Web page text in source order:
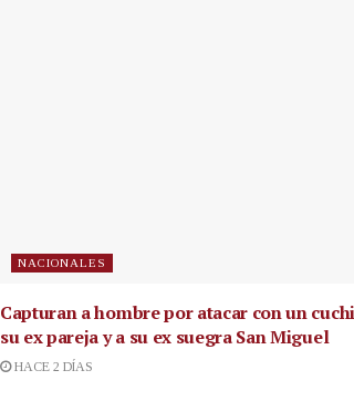
NACIONALES
Capturan a hombre por atacar con un
su ex pareja y a su ex suegra San Miguel
HACE 2 DÍAS